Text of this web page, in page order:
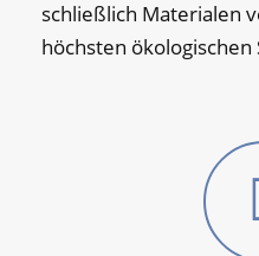
schließlich Materialen
höchsten öko­logischen